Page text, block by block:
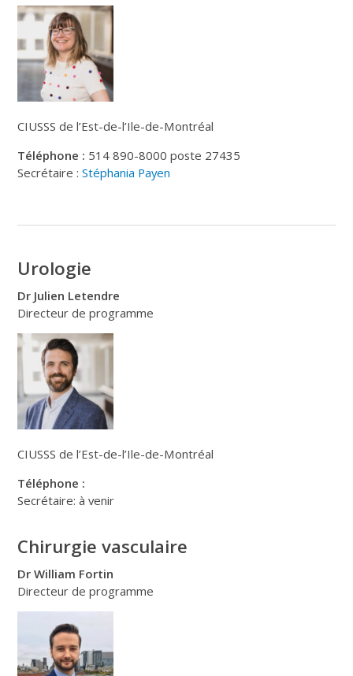
CIUSSS de l’Est-de-l’Ile-de-Montréal
Téléphone : 514 890-8000 poste 27435
Secrétaire :Stéphania Payen
Urologie
Dr Julien Letendre
Directeur de programme
CIUSSS de l’Est-de-l’Ile-de-Montréal
Téléphone :
Secrétaire: à venir
Chirurgie vasculaire
Dr William Fortin
Directeur de programme